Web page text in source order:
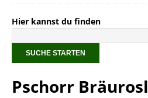
Hier kannst du finden
Pschorr Bräurosl